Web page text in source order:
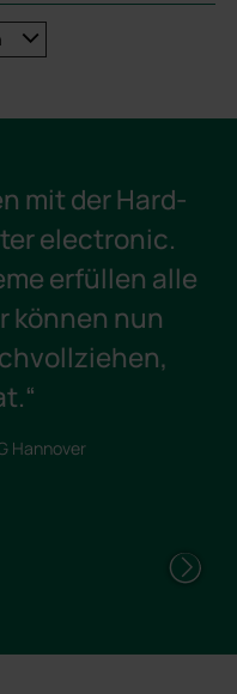
einbinden und
die deister
mit der Hard-
electronic.
erfüllen alle
können nun
Hannover